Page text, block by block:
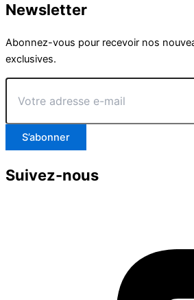
Newsletter
Abonnez-vous pour recevoir nos
exclusives.
Votre
adresse
mail
S’abonner
Suivez-nous